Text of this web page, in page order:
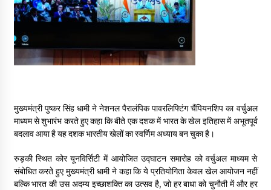
Thought Of The Day 14 May
May 14, 2022
Thought Of The Day 13 May
Thought Of The Day 12 May
May 12, 2022
Thought Of The Day 11 May
May 11, 2022
मुख्यमंत्री पुष्कर सिंह धामी ने नेशनल पैरालंपिक पावरलिफ्टिंग चैंपियनशिप का वर्चुअल
माध्यम से शुभारंभ करते हुए कहा कि बीते एक दशक में भारत के खेल इतिहास में अभूतपूर्व
बदलाव आया है यह दशक भारतीय खेलों का स्वर्णिम अध्याय बन चुका है।
रुड़की स्थित कोर यूनविर्सिटी में आयोजित उद्घाटन समारोह को वर्चुअल माध्यम से
संबोधित करते हुए मुख्यमंत्री धामी ने कहा कि ये प्रतियोगिता केवल खेल आयोजन नहीं
बल्कि भारत की उस अदम्य इच्छाशक्ति का उत्सव है, जो हर बाधा को चुनौती में और हर